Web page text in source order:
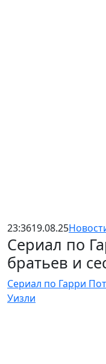
23:3619.08.25
Сериал по
братьев и
Сериал по Гарри
Уизли